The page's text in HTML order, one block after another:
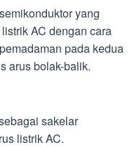
yang
AC dengan cara
pada kedua
arus bolak-balik.
sakelar
listrik AC.